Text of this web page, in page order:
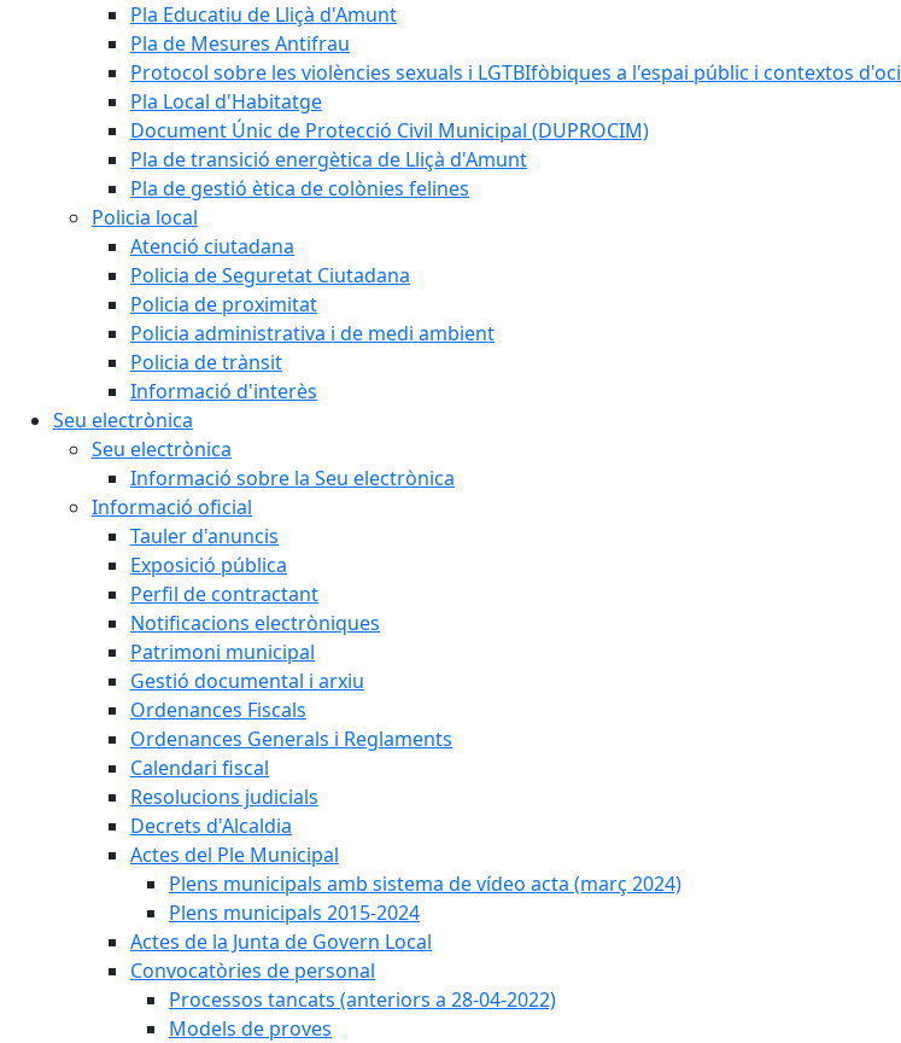
Pla Educatiu de Lliçà d'Amunt
Pla de Mesures Antifrau
Protocol sobre les violències sexuals i LGTBIfòbiques a l'espai públic i contextos d'oci
Pla Local d'Habitatge
Document Únic de Protecció Civil Municipal (DUPROCIM)
Pla de transició energètica de Lliçà d'Amunt
Pla de gestió ètica de colònies felines
Policia local
Atenció ciutadana
Policia de Seguretat Ciutadana
Policia de proximitat
Policia administrativa i de medi ambient
Policia de trànsit
Informació d'interès
Seu electrònica
Seu electrònica
Informació sobre la Seu electrònica
Informació oficial
Tauler d'anuncis
Exposició pública
Perfil de contractant
Notificacions electròniques
Patrimoni municipal
Gestió documental i arxiu
Ordenances Fiscals
Ordenances Generals i Reglaments
Calendari fiscal
Resolucions judicials
Decrets d'Alcaldia
Actes del Ple Municipal
Plens municipals amb sistema de vídeo acta (març 2024)
Plens municipals 2015-2024
Actes de la Junta de Govern Local
Convocatòries de personal
Processos tancats (anteriors a 28-04-2022)
Models de proves